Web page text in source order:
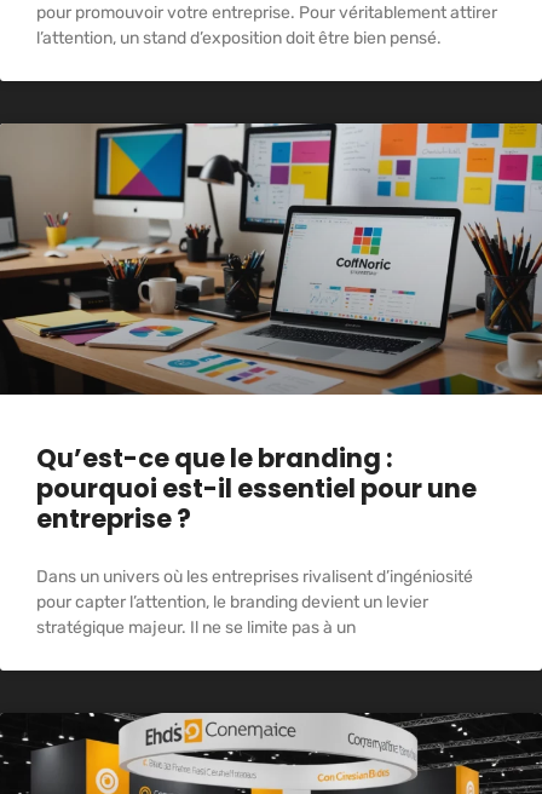
pour promouvoir votre entreprise. Pour véritablement attirer
l’attention, un stand d’exposition doit être bien pensé.
Qu’est-ce que le branding :
pourquoi est-il essentiel pour une
entreprise ?
Dans un univers où les entreprises rivalisent d’ingéniosité
pour capter l’attention, le branding devient un levier
stratégique majeur. Il ne se limite pas à un